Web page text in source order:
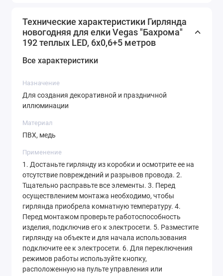
Технические характеристики Гирлянда
новогодняя для елки Vegas "Бахрома"
192 теплых LED, 6х0,6+5 метров
Все характеристики
Назначение
Для создания декоративной и праздничной
иллюминации
Материал
ПВХ, медь
Применение
1. Достаньте гирлянду из коробки и осмотрите ее на
отсутствие повреждений и разрывов провода. 2.
Тщательно расправьте все элементы. 3. Перед
осуществлением монтажа необходимо, чтобы
гирлянда приобрела комнатную температуру. 4.
Перед монтажом проверьте работоспособность
изделия, подключив его к электросети. 5. Разместите
гирлянду на объекте и для начала использования
подключите ее к электросети. 6. Для переключения
режимов работы используйте кнопку,
расположенную на пульте управления или